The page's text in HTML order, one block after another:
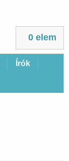
0 elem
Írók